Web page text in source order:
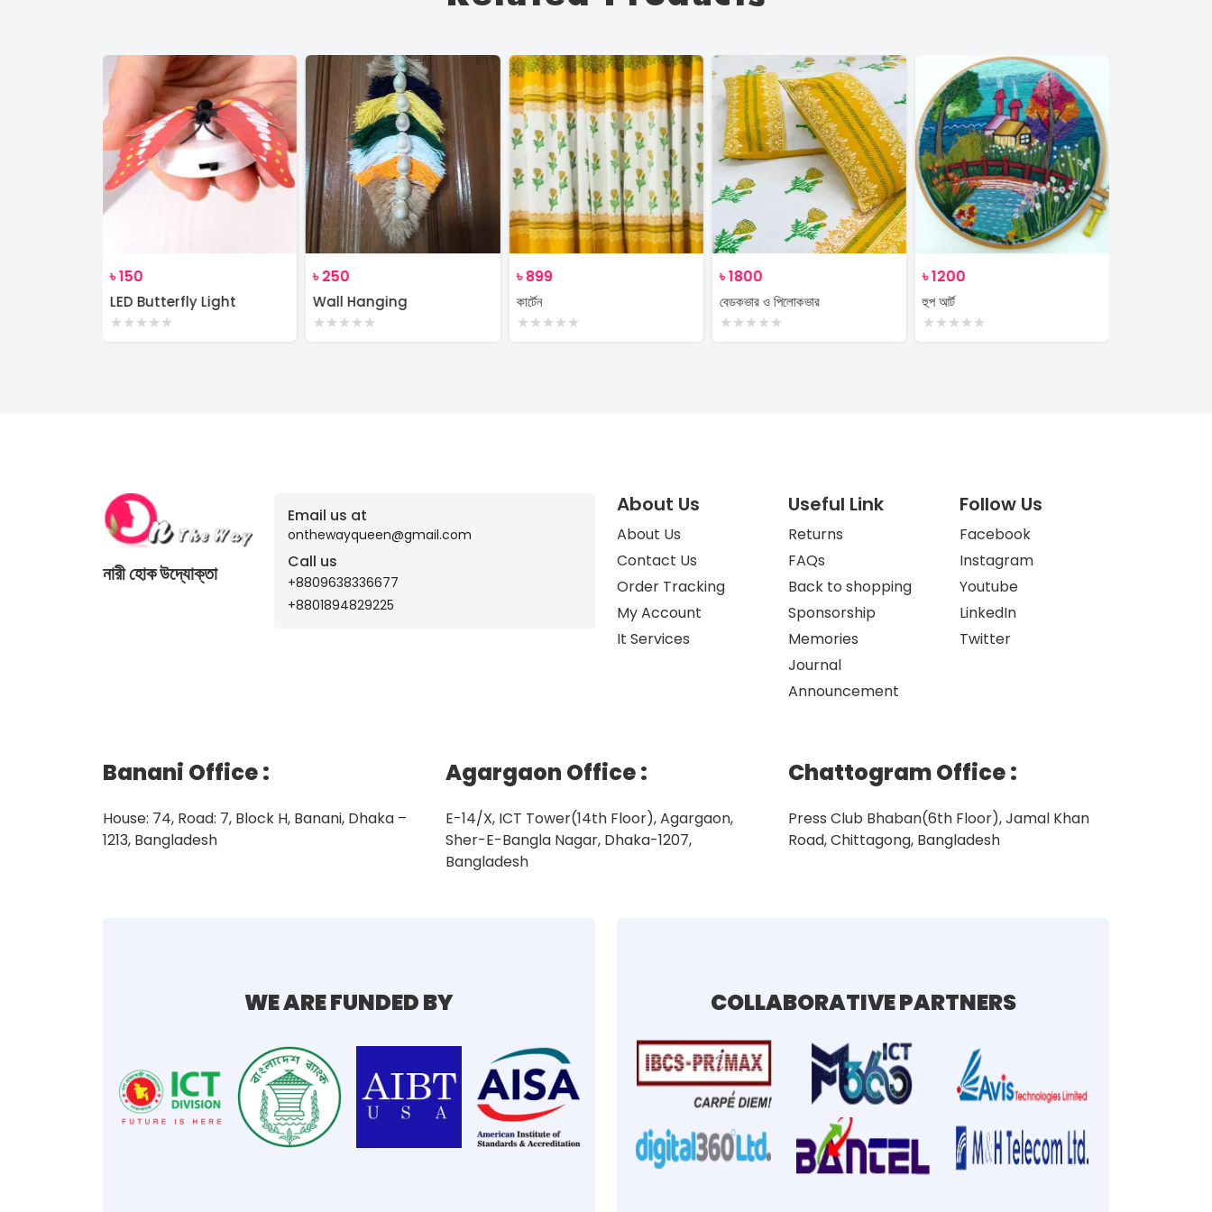
৳150
LED Butterfly Light
★★★★★
৳250
Wall Hanging
★★★★★
৳899
কার্টেন
★★★★★
৳1800
বেডকভার ও পিলোকভার
★★★★★
৳1200
হুপ আর্ট
★★★★★
নারী হোক উদ্যোক্তা
Email us at
onthewayqueen@gmail.com
Call us
+8809638336677
+8801894829225
About Us
About Us
Contact Us
Order Tracking
My Account
It Services
Useful Link
Returns
FAQs
Back to shopping
Sponsorship
Memories
Journal
Announcement
Follow Us
Facebook
Instagram
Youtube
LinkedIn
Twitter
Banani Office:
House: 74, Road: 7, Block H, Banani, Dhaka –
1213, Bangladesh
Agargaon Office:
E-14/X, ICT Tower(14th Floor), Agargaon,
Sher-E-Bangla Nagar, Dhaka-1207,
Bangladesh
Chattogram Office:
Press Club Bhaban(6th Floor), Jamal Khan
Road, Chittagong, Bangladesh
WE ARE FUNDED BY COLLABORATIVE PARTNERS